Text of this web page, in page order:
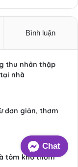
Bình luận
thu nhân thập
nhà
đơn giản, thơm
tôm khô thơm
Chat